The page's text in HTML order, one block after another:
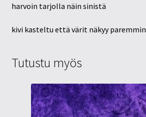
harvoin tarjolla näin sinistä
kivi kasteltu että värit näkyy paremmin
Tutustu myös